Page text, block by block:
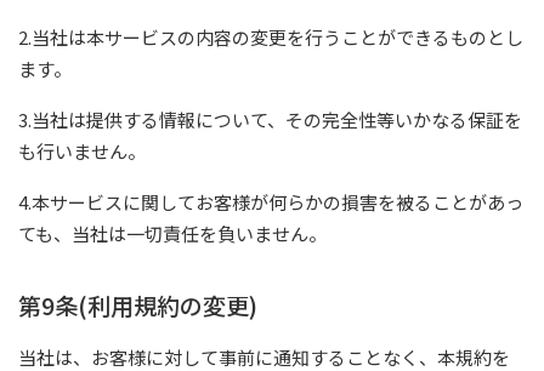
2.当社は本サービスの内容の変更を行うことができるものとし
ます。
3.当社は提供する情報について、その完全性等いかなる保証を
も行いません。
4.本サービスに関してお客様が何らかの損害を被ることがあっ
ても、当社は一切責任を負いません。
第9条(利用規約の変更)
当社は、お客様に対して事前に通知することなく、本規約を